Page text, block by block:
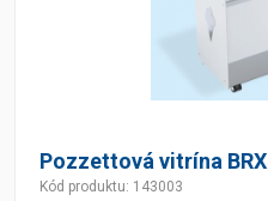
Pozzettová vitrína
Kód produktu: 143003